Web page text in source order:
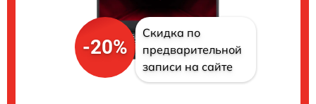
-20%
Скидка по
предварительной
записи на сайте